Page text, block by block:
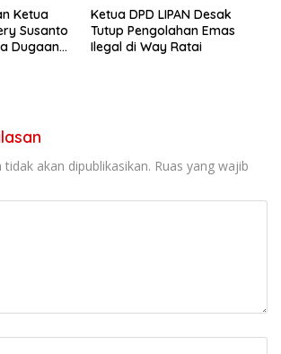
Ketua
Susanto
Dugaan
Ketua DPD LIPAN Desak
Tutup Pengolahan Emas
Ilegal di Way Ratai
akan dipublikasikan. Ruas yang wajib